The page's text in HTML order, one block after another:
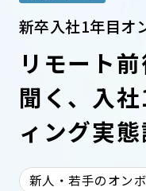
新卒入社1年目オ
リモート
聞く、入
ィング実
新人・若手のオン